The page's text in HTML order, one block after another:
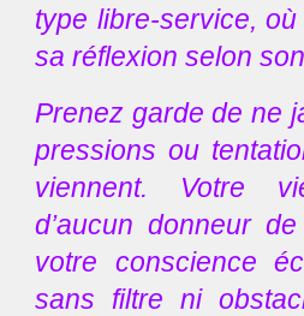
type libre-service,
sa réflexion selon
Prenez garde de ne
pressions ou
viennent. Votre
d’aucun donneur
votre conscience
sans filtre ni